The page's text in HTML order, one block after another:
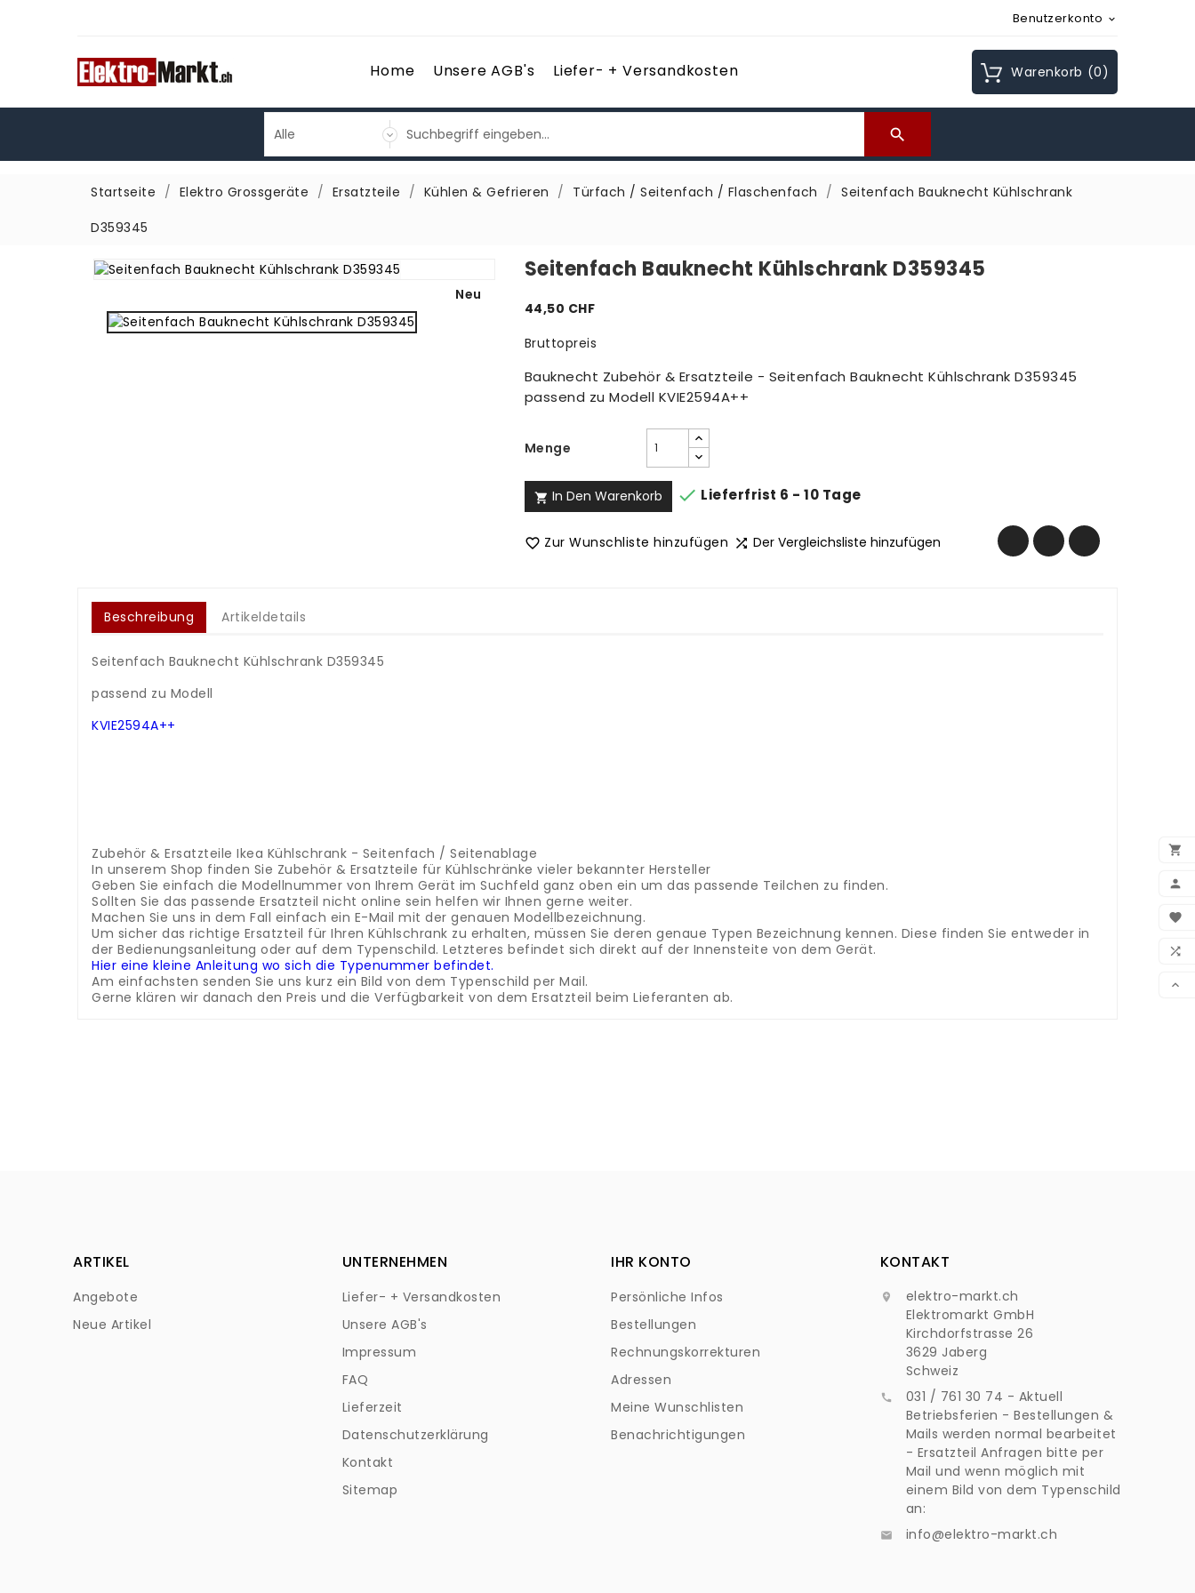





Benutzerkonto 
Home Unsere AGB's Liefer- + Versandkosten Warenkorb (0)

Startseite Elektro Grossgeräte Ersatzteile Kühlen & Gefrieren Türfach / Seitenfach / Flaschenfach
Seitenfach Bauknecht Kühlschrank
D359345
Neu
Seitenfach Bauknecht Kühlschrank D359345
44,50 CHF
Bruttopreis
Bauknecht Zubehör & Ersatzteile - Seitenfach Bauknecht Kühlschrank D359345
passend zu Modell KVIE2594A++
Menge
 In Den Warenkorb  Lieferfrist 6 - 10 Tage
 Zur Wunschliste hinzufügen  Der Vergleichsliste hinzufügen
Beschreibung Artikeldetails
Seitenfach Bauknecht Kühlschrank D359345
passend zu Modell
KVIE2594A++
Zubehör & Ersatzteile Ikea Kühlschrank - Seitenfach / Seitenablage
In unserem Shop finden Sie Zubehör & Ersatzteile für Kühlschränke vieler bekannter Hersteller
Geben Sie einfach die Modellnummer von Ihrem Gerät im Suchfeld ganz oben ein um das passende Teilchen zu finden.
Sollten Sie das passende Ersatzteil nicht online sein helfen wir Ihnen gerne weiter.
Machen Sie uns in dem Fall einfach ein E-Mail mit der genauen Modellbezeichnung.
Um sicher das richtige Ersatzteil für Ihren Kühlschrank zu erhalten, müssen Sie deren genaue Typen Bezeichnung kennen. Diese finden Sie entweder in
der Bedienungsanleitung oder auf dem Typenschild. Letzteres befindet sich direkt auf der Innensteite von dem Gerät.
Hier eine kleine Anleitung wo sich die Typenummer befindet.
Am einfachsten senden Sie uns kurz ein Bild von dem Typenschild per Mail.
Gerne klären wir danach den Preis und die Verfügbarkeit von dem Ersatzteil beim Lieferanten ab.
ARTIKEL
Angebote
Neue Artikel
UNTERNEHMEN
Liefer- + Versandkosten
Unsere AGB's
Impressum
FAQ
Lieferzeit
Datenschutzerklärung
Kontakt
Sitemap
IHR KONTO
Persönliche Infos
Bestellungen
Rechnungskorrekturen
Adressen
Meine Wunschlisten
Benachrichtigungen
KONTAKT

elektro-markt.ch
Elektromarkt GmbH
Kirchdorfstrasse 26
3629 Jaberg
Schweiz

031 / 761 30 74 - Aktuell
Betriebsferien - Bestellungen &
Mails werden normal bearbeitet
- Ersatzteil Anfragen bitte per
Mail und wenn möglich mit
einem Bild von dem Typenschild
an:
 info@elektro-markt.ch